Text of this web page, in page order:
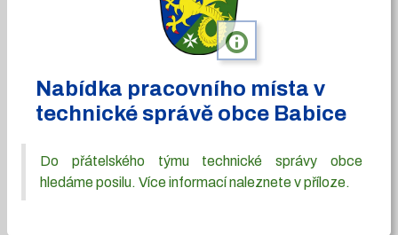
info
Nabídka pracovního místa v
technické správě obce Babice
Do přátelského týmu technické správy obce
hledáme posilu. Více informací naleznete v příloze.